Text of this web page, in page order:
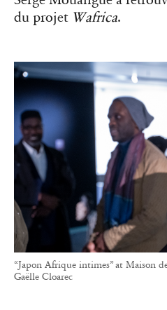
du projet Wafrica.
“Japon Afrique intimes” at Maison
Gaëlle Cloarec